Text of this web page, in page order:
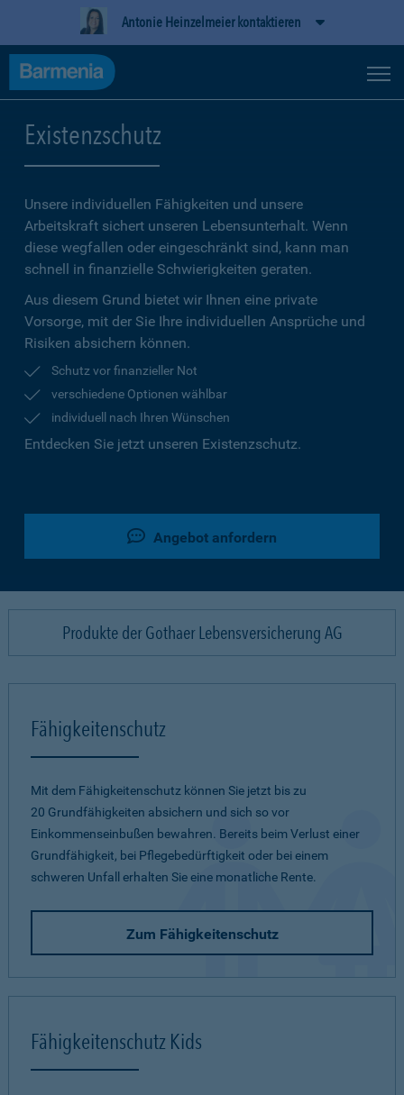
Antonie Heinzelmeier kontaktieren
Existenzschutz
Unsere individuellen Fähigkeiten und unsere
Arbeitskraft sichert unseren Lebensunterhalt. Wenn
diese wegfallen oder eingeschränkt sind, kann man
schnell in finanzielle Schwierigkeiten geraten.
Aus diesem Grund bietet wir Ihnen eine private
Vorsorge, mit der Sie Ihre individuellen Ansprüche und
Risiken absichern können.
Schutz vor finanzieller Not
verschiedene Optionen wählbar
individuell nach Ihren Wünschen
Entdecken Sie jetzt unseren Existenzschutz.
Angebot anfordern
Produkte der Gothaer Lebensversicherung AG
Fähigkeitenschutz
Mit dem Fähigkeitenschutz können Sie jetzt bis zu
20 Grundfähigkeiten absichern und sich so vor
Einkommenseinbußen bewahren. Bereits beim Verlust einer
Grundfähigkeit, bei Pflegebedürftigkeit oder bei einem
schweren Unfall erhalten Sie eine monatliche Rente.
Zum Fähigkeitenschutz
Fähigkeitenschutz Kids